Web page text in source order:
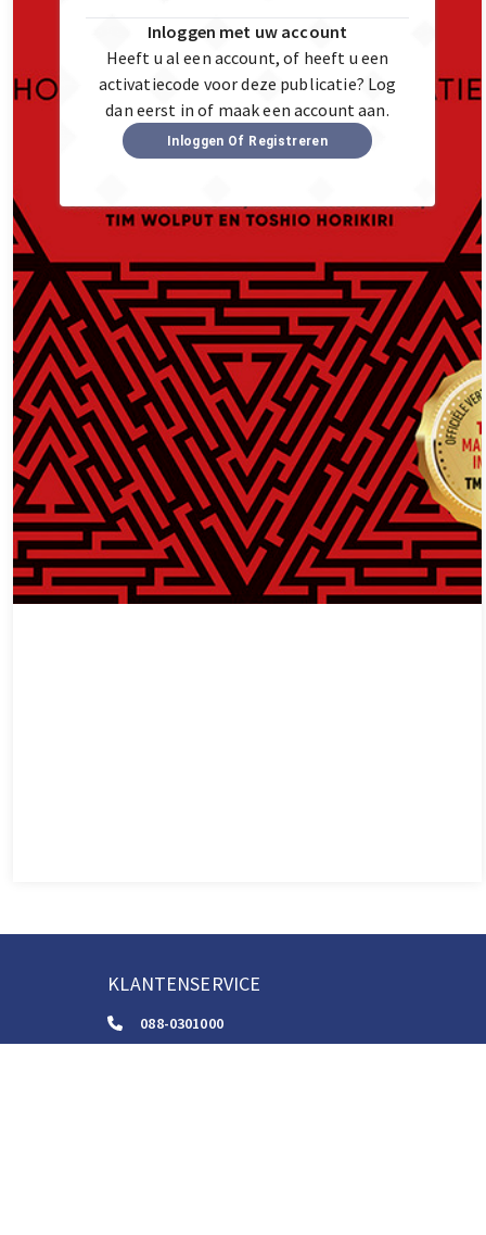
Inloggen met uw account
Heeft u al een account, of heeft u een
activatiecode voor deze publicatie? Log
dan eerst in of maak een account aan.
Inloggen Of Registreren
KLANTENSERVICE
088-0301000